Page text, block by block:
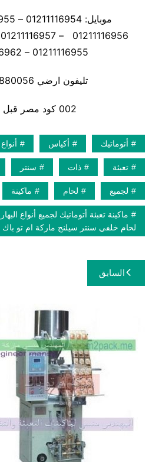
01211116955 – 01211116962
تليفون ارضي 0225880056
002 كود مصر قبل الرقم
أتوماتيك أكياس أنواع
تعبئة ذات سنتر
لجميع لحام ماكينة
ماكينة تعبئة أتوماتيك لجميع أنواع
لحام خلفي سنتر سيلنج ماركة ام تو باك
تصفّح
المقالات
السابق